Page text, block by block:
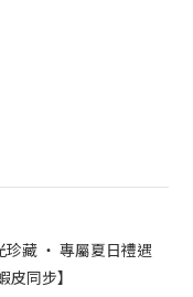
珍藏 ‧ 專屬夏日禮遇
同步】